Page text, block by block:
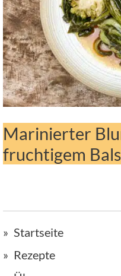
Marinierter
fruchtigem
Startseite
Rezepte